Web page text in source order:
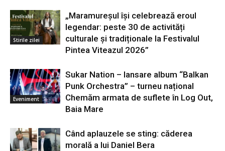
Stirile zilei
„Maramureșul își celebrează eroul
legendar: peste 30 de activități
culturale și tradiționale la Festivalul
Pintea Viteazul 2026”
Eveniment
Sukar Nation – lansare album “Balkan
Punk Orchestra” – turneu național
Chemăm armata de suflete în Log Out,
Baia Mare
Când aplauzele se sting: căderea
morală a lui Daniel Bera